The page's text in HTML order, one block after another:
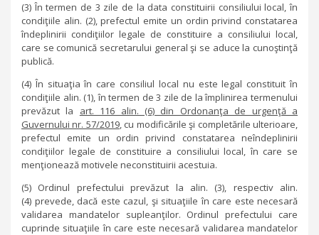
(3) În termen de 3 zile de la data constituirii consiliului local, în
condiţiile alin. (2), prefectul emite un ordin privind constatarea
îndeplinirii condiţiilor legale de constituire a consiliului local,
care se comunică secretarului general şi se aduce la cunoştinţă
publică.
(4) În situaţia în care consiliul local nu este legal constituit în
condiţiile alin. (1), în termen de 3 zile de la împlinirea termenului
prevăzut la art. 116 alin. (6) din Ordonanţa de urgenţă a
Guvernului nr. 57/2019, cu modificările şi completările ulterioare,
prefectul emite un ordin privind constatarea neîndeplinirii
condiţiilor legale de constituire a consiliului local, în care se
menţionează motivele neconstituirii acestuia.
(5) Ordinul prefectului prevăzut la alin. (3), respectiv alin.
(4) prevede, dacă este cazul, şi situaţiile în care este necesară
validarea mandatelor supleanţilor. Ordinul prefectului care
cuprinde situaţiile în care este necesară validarea mandatelor